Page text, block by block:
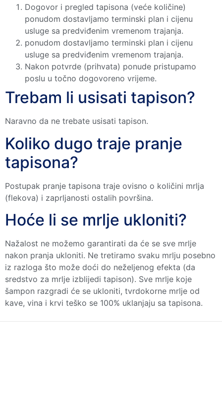
Dogovor i pregled tapisona (veće količine)
ponudom dostavljamo terminski plan i cijenu
usluge sa predviđenim vremenom trajanja.
ponudom dostavljamo terminski plan i cijenu
usluge sa predviđenim vremenom trajanja.
Nakon potvrde (prihvata) ponude pristupamo
poslu u točno dogovoreno vrijeme.
Trebam li usisati tapison?
Naravno da ne trebate usisati tapison.
Koliko dugo traje pranje
tapisona?
Postupak pranje tapisona traje ovisno o količini mrlja
(flekova) i zaprljanosti ostalih površina.
Hoće li se mrlje ukloniti?
Nažalost ne možemo garantirati da će se sve mrlje
nakon pranja ukloniti. Ne tretiramo svaku mrlju posebno
iz razloga što može doći do neželjenog efekta (da
sredstvo za mrlje izblijedi tapison). Sve mrlje koje
šampon razgradi će se ukloniti, tvrdokorne mrlje od
kave, vina i krvi teško se 100% uklanjaju sa tapisona.